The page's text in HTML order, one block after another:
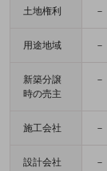
土地権利 －
用途地域 －
新築分譲
時の売主
－
施工会社 －
設計会社 －